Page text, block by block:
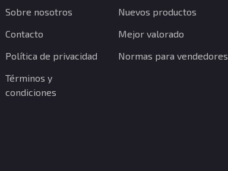
Sobre nosotros
Contacto
Política de privacidad
Términos y
condiciones
Nuevos productos
Mejor valorado
Normas para vendedores